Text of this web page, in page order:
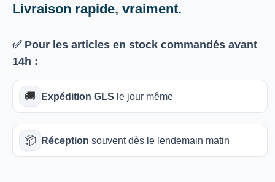
Livraison rapide, vraiment.
✅ Pour les articles en stock commandés avant
14h :
🚚 Expédition GLS le jour même
📦 Réception souvent dès le lendemain matin